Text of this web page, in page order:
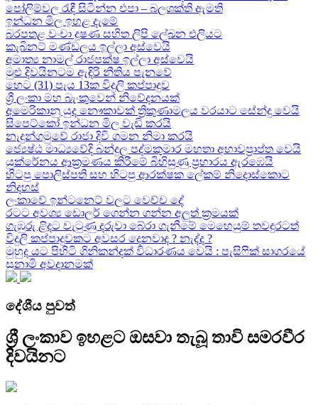
පෝලිම්වල රැඳී සිටින්න එපා – බලශක්ති ඇමති
ඉන්ධන මිල ඉහළ දැමේ
බරපතළ වංචා දූෂණ සහිත ලිපි ලේඛන එලියට
කැබිනට් මණ්ඩලය ඉල්ලා අස්වෙයි
අමාත්‍ය නාමල් රාජපක්ෂ ඉල්ලා අස්වෙයි
මුළු දිවයිනටම ඇඳිරි නීතිය පැනවේ
හෙට (31) පැය 13ක විදුලි කප්පාදුව
ශ්‍රී ලංකා මහ බැංකුවෙන් නිවේදනයක්
අමෙරිකානු යුද නෞකාවක් ත්‍රිකුණාමලය වරයාට සේන්දු වෙයි
සිපෙට්කෝ ඉන්ධන මිල වැඩි කරයි
නැදුන්ගමුවේ රාජා දිවි ගමන නිමා කරයි
ජ්‍යෙෂ්ඨ මාධ්‍යවේදි බන්දුල පද්මකුමාර මහතා අභාවප්‍රාප්ත වෙයි
යුක්රේනය ආක්‍රමණය කිරීමේ බිහිසුණු ප්‍රහාරය ඇරඹෙයි
හිටපු පොලිස්පති සහ හිටපු ආරක්ෂක ලේකම් නිදොස්කොට
නිදහස්
ලංකාවේ ඉන්ටනෙට් වලට වෙච්ච දේ
රටට අවශ්‍ය ඩොලර් ගෙන්න ගන්න අලුත් ක්‍රමයක්
ගැඹුරු ළිදට වැටුණු දරුවා බේරා ගැනීමේ මෙහෙයුම් තවදුරටත්
විදුලි කප්පාදුවකට අවසර දෙනවාද ? නැද්ද ?
මුහුද යට පිහිටි ගිනිකන්දක් විධාරණය වෙයි : පැසිෆික් සාගරයේ
සුනාමි අවදානමක්
දේශීය පුවත්
ශ්‍රී ලංකාව ඉහළට ඔසවා තැබූ තාවි සමරවීර
දිවයිනට